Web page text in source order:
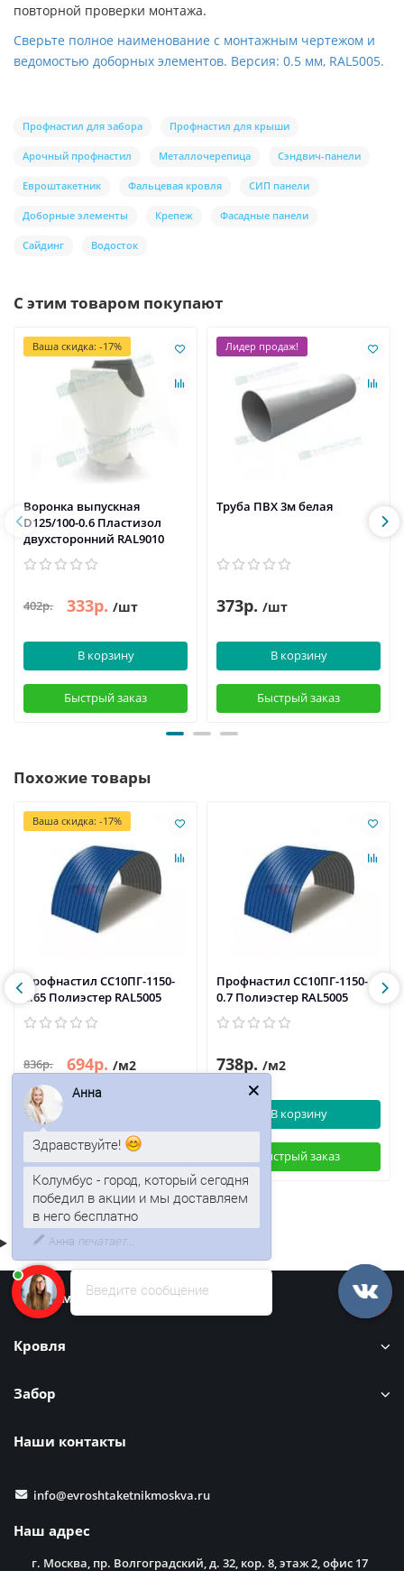
повторной проверки монтажа.
Сверьте полное наименование с монтажным чертежом и
ведомостью доборных элементов. Версия: 0.5 мм, RAL5005.
Профнастил для забора Профнастил для крыши
Арочный профнастил Металлочерепица Сэндвич-панели
Евроштакетник Фальцевая кровля СИП панели
Доборные элементы Крепеж Фасадные панели
Сайдинг Водосток
С этим товаром покупают
Ваша скидка: -17%
Воронка выпускная
D125/100-0.6 Пластизол
двухсторонний RAL9010
402р. 333р. /шт
В корзину
Быстрый заказ
Лидер продаж!
Труба ПВХ 3м белая
373р. /шт
В корзину
Быстрый заказ
Похожие товары
Ваша скидка: -17%
Профнастил СС10ПГ-1150-
0.65 Полиэстер RAL5005
836р. 694р. /м2
Быстрый заказ
Профнастил СС10ПГ-1150-
0.7 Полиэстер RAL5005
738р. /м2
В корзину
Быстрый заказ
Информация
Кровля
Забор
Наши контакты
info@evroshtaketnikmoskva.ru
Наш адрес
г. Москва, пр. Волгоградский, д. 32, кор. 8, этаж 2, офис 17
Введите сообщение
Здравствуйте!
Колумбус - город, который сегодня
победил в акции и мы доставляем
в него бесплатно